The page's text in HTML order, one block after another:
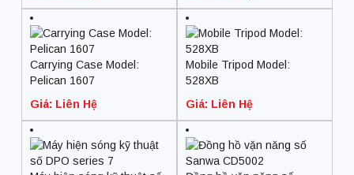
Carrying Case Model:
Pelican 1607
Giá: Liên Hệ
Mobile Tripod Model:
528XB
Giá: Liên Hệ